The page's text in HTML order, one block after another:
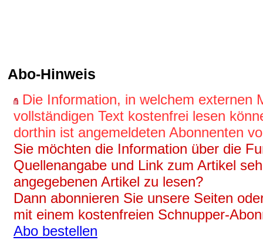
Abo-Hinweis
Die Information, in welchem externen
vollständigen Text kostenfrei lesen
dorthin ist angemeldeten Abonnenten
Sie möchten die Information über die
Quellenangabe und Link zum Artikel
angegebenen Artikel zu lesen?
Dann abonnieren Sie unsere Seiten
mit einem kostenfreien Schnupper-
Abo bestellen